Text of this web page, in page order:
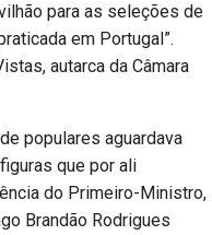
para as seleções de
em Portugal”.
autarca da Câmara
populares aguardava
que por ali
do Primeiro-Ministro,
Brandão Rodrigues